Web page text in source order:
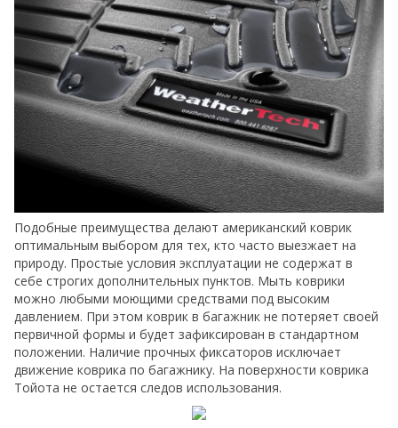
Подобные преимущества делают американский коврик
оптимальным выбором для тех, кто часто выезжает на
природу. Простые условия эксплуатации не содержат в
себе строгих дополнительных пунктов. Мыть коврики
можно любыми моющими средствами под высоким
давлением. При этом коврик в багажник не потеряет своей
первичной формы и будет зафиксирован в стандартном
положении. Наличие прочных фиксаторов исключает
движение коврика по багажнику. На поверхности коврика
Тойота не остается следов использования.